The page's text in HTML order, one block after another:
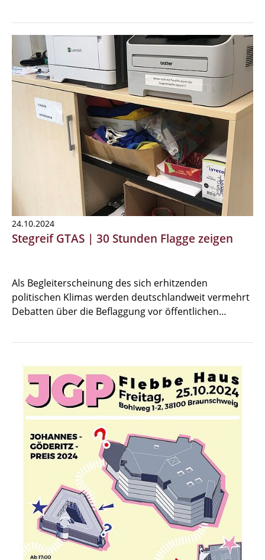
24.10.2024
Stegreif GTAS | 30 Stunden Flagge zeigen
Als Begleiterscheinung des sich erhitzenden
politischen Klimas werden deutschlandweit vermehrt
Debatten über die Beflaggung vor öffentlichen…